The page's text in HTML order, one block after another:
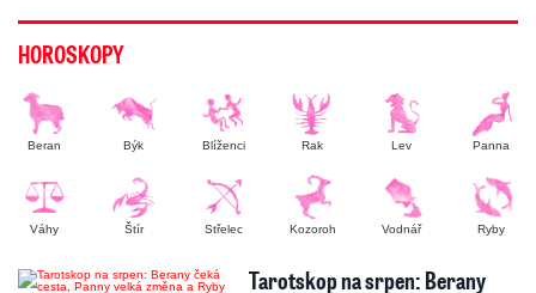
HOROSKOPY
Beran Býk Blíženci Rak Lev Panna
Váhy Štír Střelec Kozoroh Vodnář Ryby
Tarotskop na srpen: Berany